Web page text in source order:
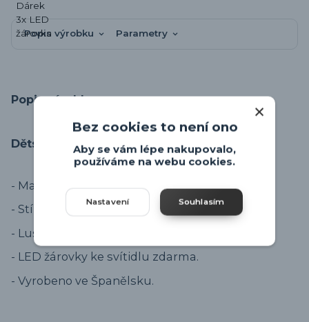
Popis výrobku Parametry
Popis výrobku
Dětský lustr s motýlky.
- Materiál svítidla je tvrzený plast.
- Stínidlo plastové s 3D motýlkama.
- Lustr na žárovky E27.
- LED žárovky ke svítidlu zdarma.
- Vyrobeno ve Španělsku.
Bez cookies to není ono
Aby se vám lépe nakupovalo,
používáme na webu cookies.
Nastavení Souhlasím